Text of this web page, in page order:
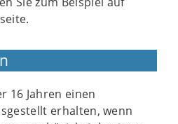
16 Jahren einen
erhalten, wenn